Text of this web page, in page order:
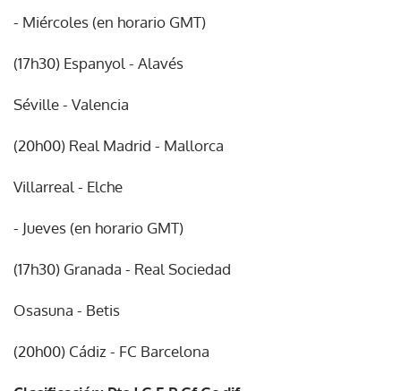
- Miércoles (en horario GMT)
(17h30) Espanyol - Alavés
Séville - Valencia
(20h00) Real Madrid - Mallorca
Villarreal - Elche
- Jueves (en horario GMT)
(17h30) Granada - Real Sociedad
Osasuna - Betis
(20h00) Cádiz - FC Barcelona